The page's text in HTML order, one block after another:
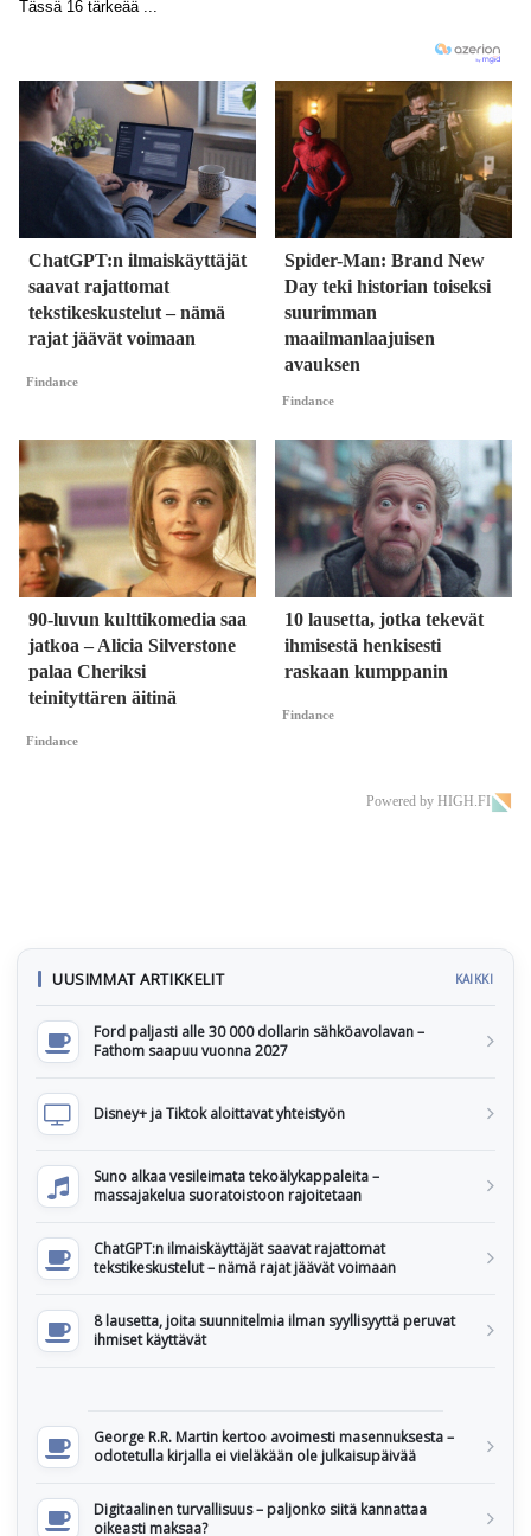
ChatGPT:n ilmaiskäyttäjät
saavat rajattomat
tekstikeskustelut – nämä
rajat jäävät voimaan
Findance
Spider-Man: Brand New
Day teki historian toiseksi
suurimman
maailmanlaajuisen
avauksen
Findance
90-luvun kulttikomedia saa
jatkoa – Alicia Silverstone
palaa Cheriksi
teinityttären äitinä
Findance
10 lausetta, jotka tekevät
ihmisestä henkisesti
raskaan kumppanin
Findance
Powered by HIGH.FI
UUSIMMAT ARTIKKELIT KAIKKI
Ford paljasti alle 30 000 dollarin sähköavolavan –
Fathom saapuu vuonna 2027
Disney+ ja Tiktok aloittavat yhteistyön
Suno alkaa vesileimata tekoälykappaleita –
massajakelua suoratoistoon rajoitetaan
ChatGPT:n ilmaiskäyttäjät saavat rajattomat
tekstikeskustelut – nämä rajat jäävät voimaan
8 lausetta, joita suunnitelmia ilman syyllisyyttä peruvat
ihmiset käyttävät
George R.R. Martin kertoo avoimesti masennuksesta –
odotetulla kirjalla ei vieläkään ole julkaisupäivää
Digitaalinen turvallisuus – paljonko siitä kannattaa
oikeasti maksaa?